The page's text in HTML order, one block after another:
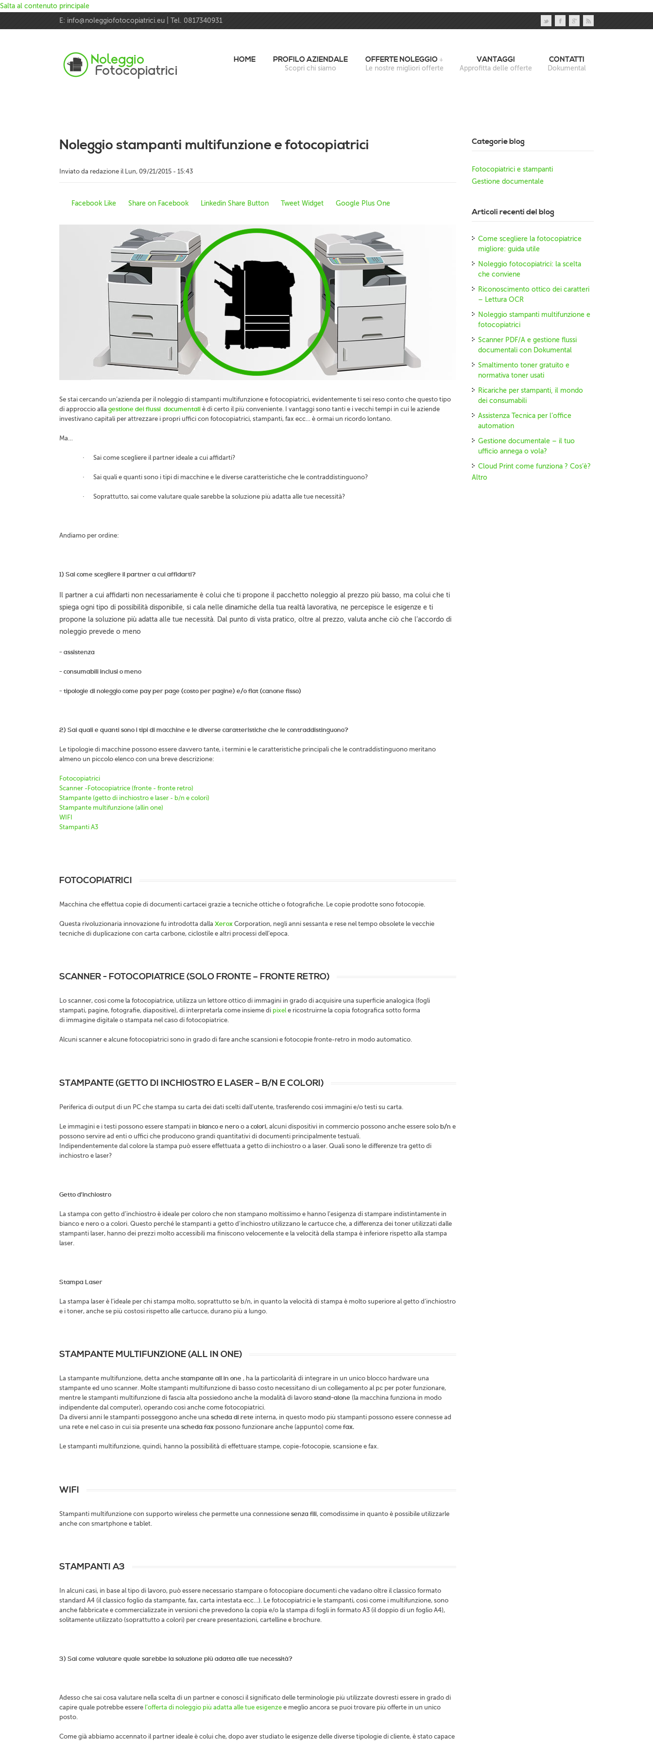
Salta al contenuto principale
E: info@noleggiofotocopiatrici.eu | Tel. 0817340931
HOME PROFILO AZIENDALE
Scopri chi siamo
OFFERTE NOLEGGIO
Le nostre migliori offerte
VANTAGGI
Approfitta delle offerte
CONTATTI
Dokumental
Noleggio stampanti multifunzione e fotocopiatrici
Inviato da redazione il Lun, 09/21/2015 - 15:43
Facebook Like Share on Facebook Linkedin Share Button Tweet Widget Google Plus One
Se stai cercando un’azienda per il noleggio di stampanti multifunzione e fotocopiatrici, evidentemente ti sei reso conto che questo tipo
di approccio alla gestione dei flussi documentali è di certo il più conveniente. I vantaggi sono tanti e i vecchi tempi in cui le aziende
investivano capitali per attrezzare i propri uffici con fotocopiatrici, stampanti, fax ecc… è ormai un ricordo lontano.
Ma…
· Sai come scegliere il partner ideale a cui affidarti?
· Sai quali e quanti sono i tipi di macchine e le diverse caratteristiche che le contraddistinguono?
· Soprattutto, sai come valutare quale sarebbe la soluzione più adatta alle tue necessità?
Andiamo per ordine:
1) Sai come scegliere il partner a cui affidarti?
Il partner a cui affidarti non necessariamente è colui che ti propone il pacchetto noleggio al prezzo più basso, ma colui che ti
spiega ogni tipo di possibilità disponibile, si cala nelle dinamiche della tua realtà lavorativa, ne percepisce le esigenze e ti
propone la soluzione più adatta alle tue necessità. Dal punto di vista pratico, oltre al prezzo, valuta anche ciò che l’accordo di
noleggio prevede o meno
- assistenza
- consumabili inclusi o meno
- tipologie di noleggio come pay per page (costo per pagine) e/o flat (canone fisso)
2) Sai quali e quanti sono i tipi di macchine e le diverse caratteristiche che le contraddistinguono?
Le tipologie di macchine possono essere davvero tante, i termini e le caratteristiche principali che le contraddistinguono meritano
almeno un piccolo elenco con una breve descrizione:
Fotocopiatrici
Scanner -Fotocopiatrice (fronte - fronte retro)
Stampante (getto di inchiostro e laser - b/n e colori)
Stampante multifunzione (allin one)
WIFI
Stampanti A3
FOTOCOPIATRICI
Macchina che effettua copie di documenti cartacei grazie a tecniche ottiche o fotografiche. Le copie prodotte sono fotocopie.
Questa rivoluzionaria innovazione fu introdotta dalla Xerox Corporation, negli anni sessanta e rese nel tempo obsolete le vecchie
tecniche di duplicazione con carta carbone, ciclostile e altri processi dell’epoca.
SCANNER - FOTOCOPIATRICE (SOLO FRONTE – FRONTE RETRO)
Lo scanner, così come la fotocopiatrice, utilizza un lettore ottico di immagini in grado di acquisire una superficie analogica (fogli
stampati, pagine, fotografie, diapositive), di interpretarla come insieme di pixel e ricostruirne la copia fotografica sotto forma
di immagine digitale o stampata nel caso di fotocopiatrice.
Alcuni scanner e alcune fotocopiatrici sono in grado di fare anche scansioni e fotocopie fronte-retro in modo automatico.
STAMPANTE (GETTO DI INCHIOSTRO E LASER – B/N E COLORI)
Periferica di output di un PC che stampa su carta dei dati scelti dall'utente, trasferendo così immagini e/o testi su carta.
Le immagini e i testi possono essere stampati in bianco e nero o a colori, alcuni dispositivi in commercio possono anche essere solo b/n e
possono servire ad enti o uffici che producono grandi quantitativi di documenti principalmente testuali.
Indipendentemente dal colore la stampa può essere effettuata a getto di inchiostro o a laser. Quali sono le differenze tra getto di
inchiostro e laser?
Getto d’inchiostro
La stampa con getto d’inchiostro è ideale per coloro che non stampano moltissimo e hanno l’esigenza di stampare indistintamente in
bianco e nero o a colori. Questo perché le stampanti a getto d’inchiostro utilizzano le cartucce che, a differenza dei toner utilizzati dalle
stampanti laser, hanno dei prezzi molto accessibili ma finiscono velocemente e la velocità della stampa è inferiore rispetto alla stampa
laser.
Stampa Laser
La stampa laser è l’ideale per chi stampa molto, soprattutto se b/n, in quanto la velocità di stampa è molto superiore al getto d’inchiostro
e i toner, anche se più costosi rispetto alle cartucce, durano più a lungo.
STAMPANTE MULTIFUNZIONE (ALL IN ONE)
La stampante multifunzione, detta anche stampante all in one , ha la particolarità di integrare in un unico blocco hardware una
stampante ed uno scanner. Molte stampanti multifunzione di basso costo necessitano di un collegamento al pc per poter funzionare,
mentre le stampanti multifunzione di fascia alta possiedono anche la modalità di lavoro stand-alone (la macchina funziona in modo
indipendente dal computer), operando così anche come fotocopiatrici.
Da diversi anni le stampanti posseggono anche una scheda di rete interna, in questo modo più stampanti possono essere connesse ad
una rete e nel caso in cui sia presente una scheda fax possono funzionare anche (appunto) comefax.
Le stampanti multifunzione, quindi, hanno la possibilità di effettuare stampe, copie-fotocopie, scansione e fax.
WIFI
Stampanti multifunzione con supporto wireless che permette una connessione senza fili, comodissime in quanto è possibile utilizzarle
anche con smartphone e tablet.
STAMPANTI A3
In alcuni casi, in base al tipo di lavoro, può essere necessario stampare o fotocopiare documenti che vadano oltre il classico formato
standard A4 (il classico foglio da stampante, fax, carta intestata ecc…). Le fotocopiatrici e le stampanti, così come i multifunzione, sono
anche fabbricate e commercializzate in versioni che prevedono la copia e/o la stampa di fogli in formato A3 (il doppio di un foglio A4),
solitamente utilizzato (soprattutto a colori) per creare presentazioni, cartelline e brochure.
3) Sai come valutare quale sarebbe la soluzione più adatta alle tue necessità?
Adesso che sai cosa valutare nella scelta di un partner e conosci il significato delle terminologie più utilizzate dovresti essere in grado di
capire quale potrebbe essere l’offerta di noleggio più adatta alle tue esigenze e meglio ancora se puoi trovare più offerte in un unico
posto.
Come già abbiamo accennato il partner ideale è colui che, dopo aver studiato le esigenze delle diverse tipologie di cliente, è stato capace
Categorie blog
Fotocopiatrici e stampanti
Gestione documentale
Articoli recenti del blog
Come scegliere la fotocopiatrice
migliore: guida utile
Noleggio fotocopiatrici: la scelta
che conviene
Riconoscimento ottico dei caratteri
– Lettura OCR
Noleggio stampanti multifunzione e
fotocopiatrici
Scanner PDF/A e gestione flussi
documentali con Dokumental
Smaltimento toner gratuito e
normativa toner usati
Ricariche per stampanti, il mondo
dei consumabili
Assistenza Tecnica per l’office
automation
Gestione documentale – il tuo
ufficio annega o vola?
Cloud Print come funziona ? Cos’è?
Altro